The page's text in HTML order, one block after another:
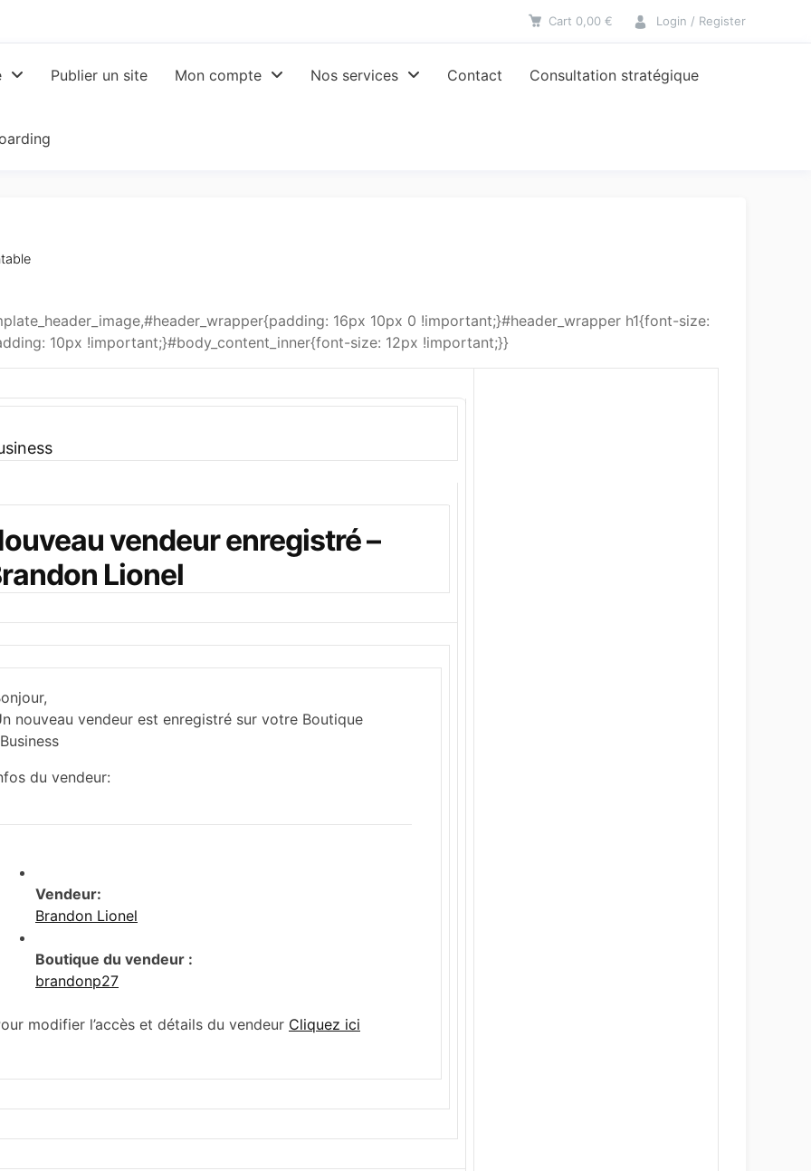
Cart 0,00 € Login / Register
Publier un site Mon compte Nos services Contact Consultation stratégique
16px 10px 0 !important;}#header_wrapper h1{font-size:
10px !important;}#body_content_inner{font-size: 12px !important;}}
vendeur enregistré –
Lionel
nouveau vendeur est enregistré sur votre Boutique
du vendeur:
Vendeur:
Brandon Lionel
Boutique du vendeur :
brandonp27
modifier l’accès et détails du vendeur Cliquez ici